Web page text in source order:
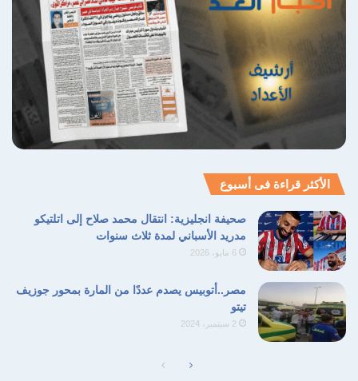
مساحات شاسعة من الأرض الفلسطينية، ويؤدي
إلى تقويض كامل لفرص التوصل إلى تسوية
سياسية عادلة قائمة على حل الدولتين. وتؤكد أن
استمرار هذا المسار سيجعل من أي مفاوضات
مستقبلية ضرباً من المستحيل بالنظر إلى حجم
التقطيع الجغرافي الذي تفرضه المستعمرات على
المنطقة بشكل قسري يخدم التوجهات الاستعمارية
المتطرفة للحكومة الحالية.
البؤر الاستعمارية
الضفة الغربية
الأكثر قراءة فى أسبوع
صحيفة انجليزية: انتقال محمد صلاح إلى اتلتيكو
مدريد الأسباني لمدة ثلاث سنوات
6 مايو، 2026
مصر..أتوبيس يصدم عددًا من المارة بمحور جوزيف
تيتو
2 سبتمبر، 2024
الصفحةالصفحة